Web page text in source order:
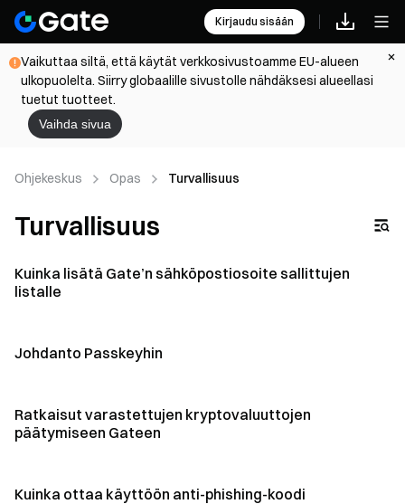
Kirjaudu sisään
Vaikuttaa siltä, että käytät verkkosivustoamme EU-alueen
ulkopuolelta. Siirry globaalille sivustolle nähdäksesi alueellasi
tuetut tuotteet.
Vaihda sivua
Ohjekeskus Opas Turvallisuus
Turvallisuus
Kuinka lisätä Gate’n sähköpostiosoite sallittujen
listalle
Johdanto Passkeyhin
Ratkaisut varastettujen kryptovaluuttojen
päätymiseen Gateen
Kuinka ottaa käyttöön anti-phishing-koodi